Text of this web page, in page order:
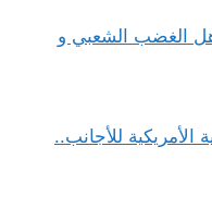
الغضب الشعبي و
للأجانب..